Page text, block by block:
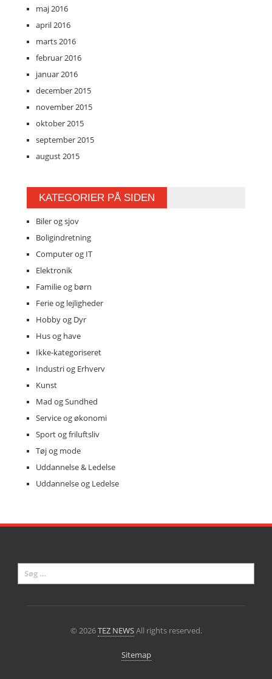
maj 2016
april 2016
marts 2016
februar 2016
januar 2016
december 2015
november 2015
oktober 2015
september 2015
august 2015
KATEGORIER PÅ SIDEN
Biler og sjov
Boligindretning
Computer og IT
Elektronik
Familie og børn
Ferie og lejligheder
Hobby og Dyr
Hus og have
Ikke-kategoriseret
Industri og Erhverv
Kunst
Mad og Sundhed
Service og økonomi
Sport og friluftsliv
Tøj og mode
Uddannelse & Ledelse
Uddannelse og Ledelse
© 2026TEZ NEWSAll rights reserved.
Sitemap